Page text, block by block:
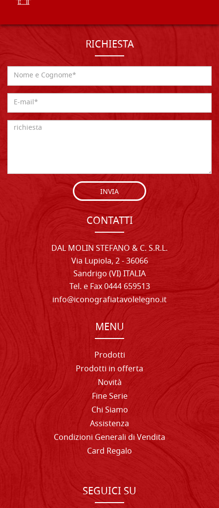
RICHIESTA
INVIA
CONTATTI
DAL MOLIN STEFANO & C. S.R.L.
Via Lupiola, 2 - 36066
Sandrigo (VI) ITALIA
Tel. e Fax 0444 659513
info@iconografiatavolelegno.it
MENU
Prodotti
Prodotti in offerta
Novità
Fine Serie
Chi Siamo
Assistenza
Condizioni Generali di Vendita
Card Regalo
SEGUICI SU